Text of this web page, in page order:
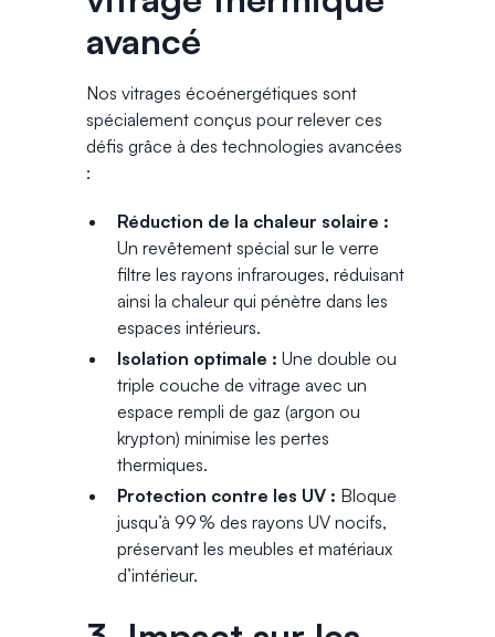
avancé
Nos vitrages écoénergétiques sont
spécialement conçus pour relever ces
défis grâce à des technologies avancées
:
Réduction de la chaleur solaire :
Un revêtement spécial sur le verre
filtre les rayons infrarouges, réduisant
ainsi la chaleur qui pénètre dans les
espaces intérieurs.
Isolation optimale : Une double ou
triple couche de vitrage avec un
espace rempli de gaz (argon ou
krypton) minimise les pertes
thermiques.
Protection contre les UV : Bloque
jusqu’à 99 % des rayons UV nocifs,
préservant les meubles et matériaux
d’intérieur.